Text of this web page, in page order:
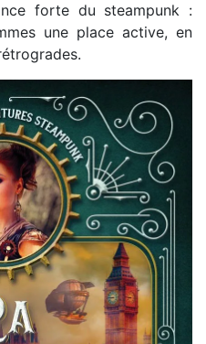
forte du steampunk :
une place active, en